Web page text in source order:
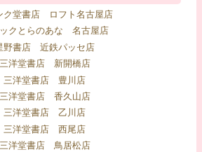
ク堂書店 ロフト名古屋店
クとらのあな 名古屋店
野書店 近鉄パッセ店
三洋堂書店 新開橋店
三洋堂書店 豊川店
三洋堂書店 香久山店
三洋堂書店 乙川店
三洋堂書店 西尾店
三洋堂書店 鳥居松店